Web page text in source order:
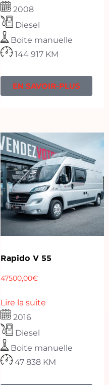
2008
Diesel
Boite manuelle
144 917 KM
EN SAVOIR-PLUS
Rapido V 55
47500,00€
Lire la suite
2016
Diesel
Boite manuelle
47 838 KM